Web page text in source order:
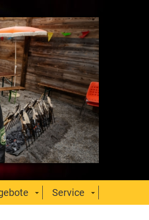
Service